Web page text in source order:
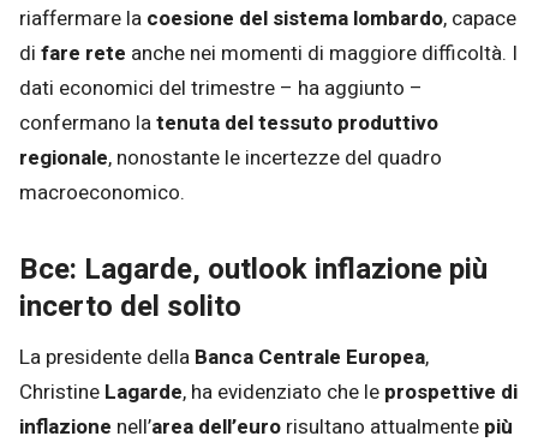
riaffermare la coesione del sistema lombardo, capace
di fare rete anche nei momenti di maggiore difficoltà. I
dati economici del trimestre – ha aggiunto –
confermano latenuta del tessuto produttivo
regionale, nonostante le incertezze del quadro
macroeconomico.
Bce: Lagarde, outlook inflazione più
incerto del solito
La presidente della Banca Centrale Europea,
Christine Lagarde, ha evidenziato che le prospettive di
inflazione nell’area dell’euro risultano attualmente più